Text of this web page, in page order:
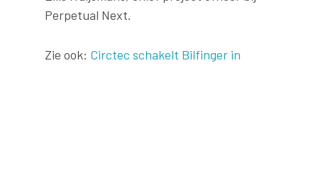
Perpetual Next.
Zie ook: Circtec schakelt Bilfinger in